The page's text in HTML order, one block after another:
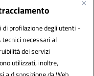
profilazione degli utenti -
necessari al
dei servizi
utilizzati, inoltre,
(IPA): istsc_rcic841003